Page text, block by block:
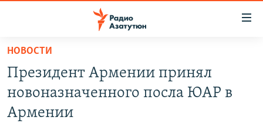
Перейти
основному
содержанию
Перейти
НОВОСТИ
ПОЛИТИКА
НОВОСТИ
Президент Армении принял
новоназначенного посла ЮАР в
Армении